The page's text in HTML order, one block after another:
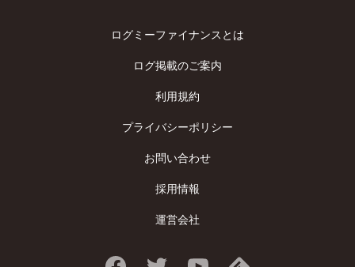
ログミーファイナンスとは
ログ掲載のご案内
利用規約
プライバシーポリシー
お問い合わせ
採用情報
運営会社